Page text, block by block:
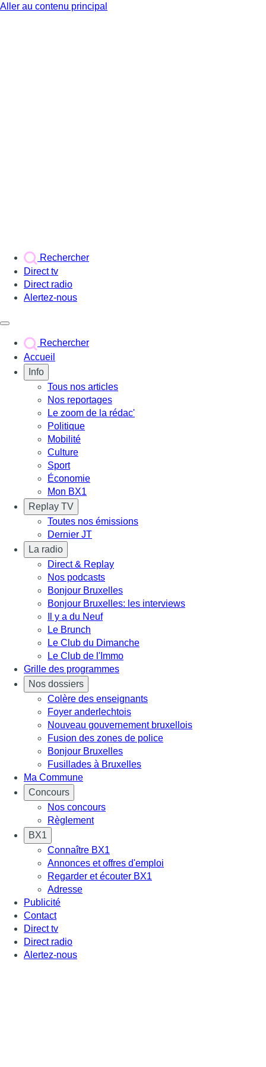
Aller au contenu principal
Rechercher
Direct tv
Direct radio
Alertez-nous
Rechercher
Accueil
Info
Tous nos articles
Nos reportages
Le zoom de la rédac'
Politique
Mobilité
Culture
Sport
Économie
Mon BX1
Replay TV
Toutes nos émissions
Dernier JT
La radio
Direct & Replay
Nos podcasts
Bonjour Bruxelles
Bonjour Bruxelles: les interviews
Il y a du Neuf
Le Brunch
Le Club du Dimanche
Le Club de l'Immo
Grille des programmes
Nos dossiers
Colère des enseignants
Foyer anderlechtois
Nouveau gouvernement bruxellois
Fusion des zones de police
Bonjour Bruxelles
Fusillades à Bruxelles
Ma Commune
Concours
Nos concours
Règlement
BX1
Connaître BX1
Annonces et offres d'emploi
Regarder et écouter BX1
Adresse
Publicité
Contact
Direct tv
Direct radio
Alertez-nous